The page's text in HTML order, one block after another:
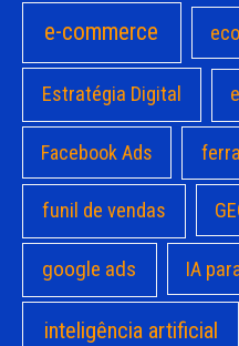
e-commerce
Estratégia Digital
Facebook Ads
funil de vendas
google ads IA
inteligência artificial